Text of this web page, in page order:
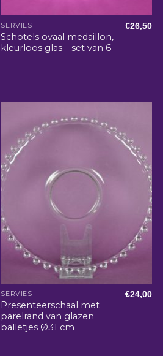
SERVIES
Schotels ovaal medaillon,
kleurloos glas – set van 6
€26,50
SERVIES
Presenteerschaal met
parelrand van glazen
balletjes Ø31 cm
€24,00